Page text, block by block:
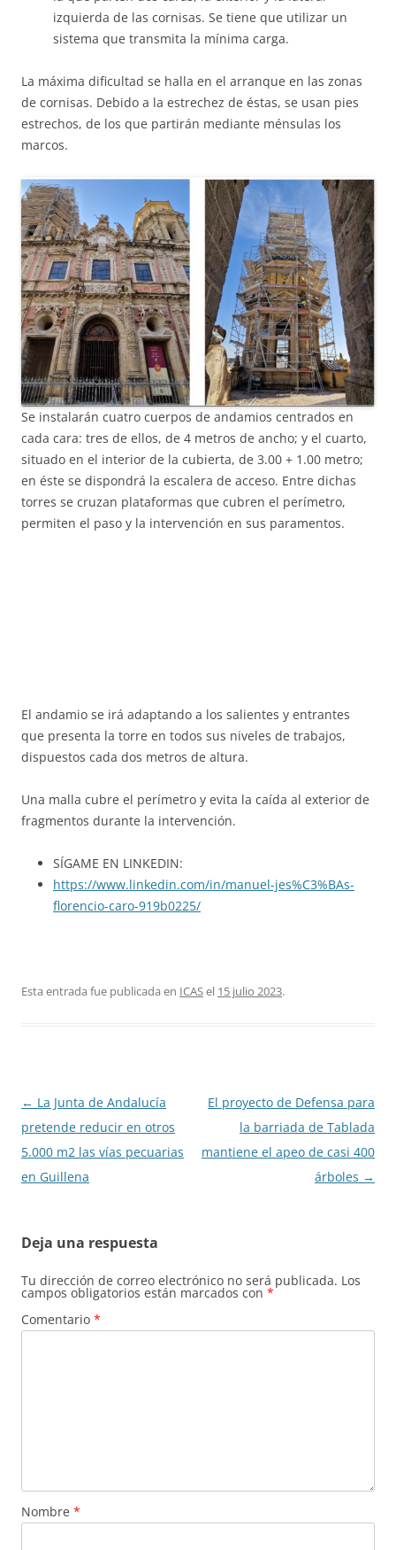
izquierda de las cornisas. Se tiene que utilizar un
sistema que transmita la mínima carga.
La máxima dificultad se halla en el arranque en las zonas
de cornisas. Debido a la estrechez de éstas, se usan pies
estrechos, de los que partirán mediante ménsulas los
marcos.
Se instalarán cuatro cuerpos de andamios centrados en
cada cara: tres de ellos, de 4 metros de ancho; y el cuarto,
situado en el interior de la cubierta, de 3.00 + 1.00 metro;
en éste se dispondrá la escalera de acceso. Entre dichas
torres se cruzan plataformas que cubren el perímetro,
permiten el paso y la intervención en sus paramentos.
El andamio se irá adaptando a los salientes y entrantes
que presenta la torre en todos sus niveles de trabajos,
dispuestos cada dos metros de altura.
Una malla cubre el perímetro y evita la caída al exterior de
fragmentos durante la intervención.
SÍGAME EN LINKEDIN:
https://www.linkedin.com/in/manuel-jes%C3%BAs-
florencio-caro-919b0225/
Esta entrada fue publicada en ICASel 15 julio 2023.
Navegación
de
entradas
← La Junta de Andalucía
pretende reducir en otros
5.000 m2 las vías pecuarias
en Guillena
El proyecto de Defensa para
la barriada de Tablada
mantiene el apeo de casi 400
árboles →
Deja una respuesta
Tu dirección de correo electrónico no será publicada. Los
campos obligatorios están marcados con *
Comentario *
Nombre *